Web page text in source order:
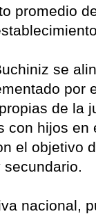
promedio
se
por
de la
con hijos en
el objetivo
nacional,